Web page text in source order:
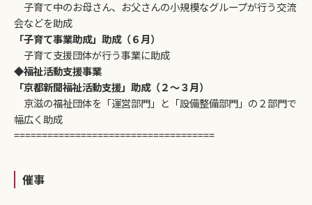
子育て中のお母さん、お父さんの小規模なグループが行う交流
会などを助成
「子育て事業助成」助成（６月）
子育て支援団体が行う事業に助成
◆福祉活動支援事業
「京都新聞福祉活動支援」助成（２～３月）
京滋の福祉団体を「運営部門」と「設備整備部門」の２部門で
幅広く助成
====================================
催事